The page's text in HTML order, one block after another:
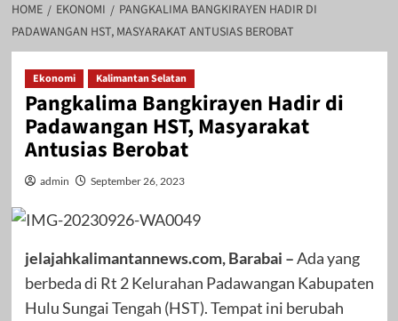
HOME EKONOMI
PANGKALIMA BANGKIRAYEN HADIR DI
PADAWANGAN HST, MASYARAKAT ANTUSIAS BEROBAT
Ekonomi Kalimantan Selatan
Pangkalima Bangkirayen Hadir di
Padawangan HST, Masyarakat
Antusias Berobat
admin September 26, 2023
jelajahkalimantannews.com, Barabai –Ada yang
berbeda di Rt 2 Kelurahan Padawangan Kabupaten
Hulu Sungai Tengah (HST). Tempat ini berubah